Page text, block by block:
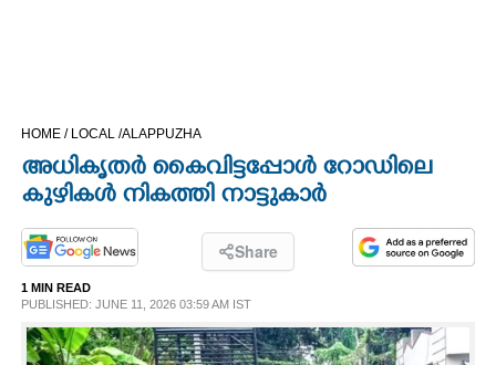
OPINION
LIFESTYLE
HOME / LOCAL /ALAPPUZHA
അധികൃതർ കൈവിട്ടപ്പോൾ റോഡിലെ
കുഴികൾ നികത്തി നാട്ടുകാർ
Share
1 MIN READ
PUBLISHED: JUNE 11, 2026 03:59 AM IST